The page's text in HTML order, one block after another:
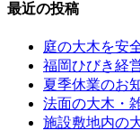
最近の投稿
庭の大木を安
福岡ひびき経
夏季休業のお
法面の大木・
施設敷地内の